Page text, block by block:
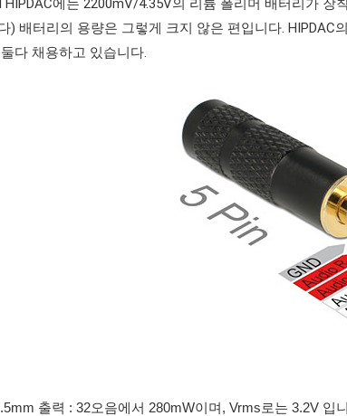
HIPDAC에는 2200mV/4.35V의 리튬 폴리머 배터리가 장
) 배터리의 용량은 그렇게 크지 않은 편입니다. HIPDAC
다 채용하고 있습니다.
출력 : 32오음에서 280mW이며, Vrms로는 3.2V 입